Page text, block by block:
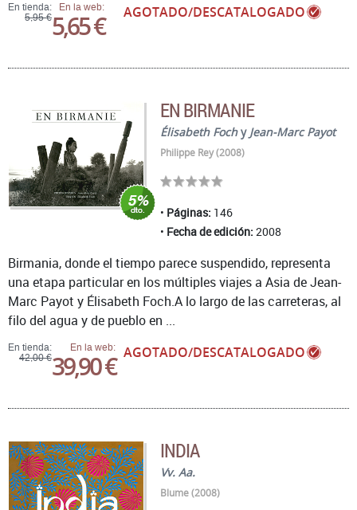
En tienda:
5,95 €
En la web:
5,65 € AGOTADO/DESCATALOGADO
EN BIRMANIE
Élisabeth Fochy Jean-Marc Payot
Philippe Rey (2008)
Páginas: 146
Fecha de edición: 2008
En tienda:
42,00 €
En la web:
39,90 € AGOTADO/DESCATALOGADO
Birmania, donde el tiempo parece suspendido, representa
una etapa particular en los múltiples viajes a Asia de Jean-
Marc Payot y Élisabeth Foch.A lo largo de las carreteras, al
filo del agua y de pueblo en ...
INDIA
Vv. Aa.
Blume (2008)